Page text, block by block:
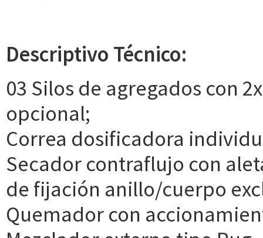
Descriptivo Técnico:
03 Silos de agregados con
opcional;
Correa dosificadora
Secador contraflujo con
de fijación anillo/cuerpo
Quemador con